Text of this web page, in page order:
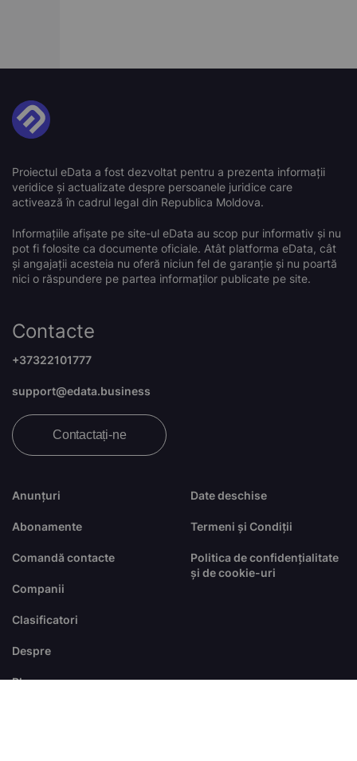
Proiectul eData a fost dezvoltat pentru a prezenta informații
veridice și actualizate despre persoanele juridice care
activează în cadrul legal din Republica Moldova.
Informațiile afișate pe site-ul eData au scop pur informativ și nu
pot fi folosite ca documente oficiale. Atât platforma eData, cât
și angajații acesteia nu oferă niciun fel de garanție și nu poartă
nici o răspundere pe partea informaților publicate pe site.
Anunțuri
Abonamente
Comandă contacte
Companii
Clasificatori
Despre
Blog
Date deschise
Termeni și Condiții
Politica de confidențialitate
și de cookie-uri
Contacte
+37322101777
support@edata.business
Contactați-ne